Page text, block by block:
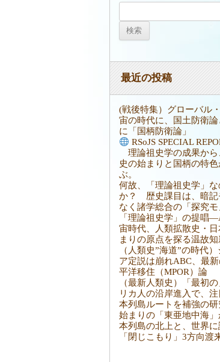
最近の投稿
(戦後特集）グローバル
宙の時代に、国土防衛論
に「国柄防衛論」
RSoJS SPECIAL
理論祖史学の成果から
史の始まりと国柄の特
ぶ。
何故、「理論祖史学」な
か？ 歴史課目は、暗記
なく諸学総合の「探究モ
「理論祖史学」の提唱
宙時代、人類拡散史・
まりの原点を探る温故知
（人類史”海道”の時代）
ア定説は崩れABC、最
平洋移住（MPOR）論
（最新人類史）「最初の
リカ人の沿岸進入で、注
本列島ルートを補強の研
始まりの「東亜地中海」
本列島の北上と、世界
「閉じこもり」3方向渡